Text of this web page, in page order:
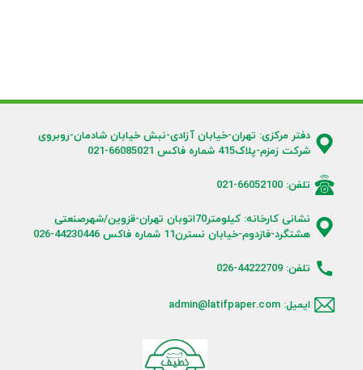
دفتر مرکزی: تهران-خیابان آزادی-نبش خیابان شادمان-روبروی
شرکت زمزم-پلاک415 شماره فاکس 66085021-021
تلفن: 66052100-021
نشانی کارخانه: کیلومتر70اتوبان تهران-قزوین/شهرصنعتی
هشتگرد-فازدوم-خیابان نسترن11 شماره فاکس 44230446-026
تلفن: 44222709-026
ایمیل: admin@latifpaper.com